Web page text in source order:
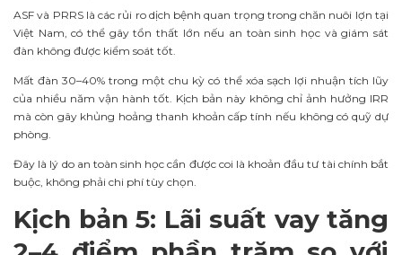
ASF và PRRS là các rủi ro dịch bệnh quan trọng trong chăn nuôi lợn tại
Việt Nam, có thể gây tổn thất lớn nếu an toàn sinh học và giám sát
đàn không được kiểm soát tốt.
Mất đàn 30–40% trong một chu kỳ có thể xóa sạch lợi nhuận tích lũy
của nhiều năm vận hành tốt. Kịch bản này không chỉ ảnh hưởng IRR
mà còn gây khủng hoảng thanh khoản cấp tính nếu không có quỹ dự
phòng.
Đây là lý do an toàn sinh học cần được coi là khoản đầu tư tài chính bắt
buộc, không phải chi phí tùy chọn.
Kịch bản 5: Lãi suất vay tăng